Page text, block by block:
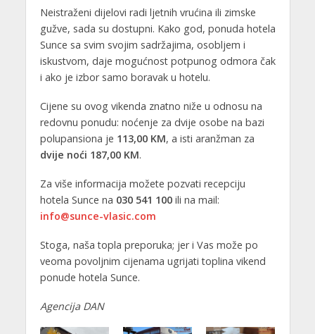
Neistraženi dijelovi radi ljetnih vrućina ili zimske
gužve, sada su dostupni. Kako god, ponuda hotela
Sunce sa svim svojim sadržajima, osobljem i
iskustvom, daje mogućnost potpunog odmora čak
i ako je izbor samo boravak u hotelu.
Cijene su ovog vikenda znatno niže u odnosu na
redovnu ponudu: noćenje za dvije osobe na bazi
polupansiona je 113,00 KM, a isti aranžman za
dvije noći 187,00 KM.
Za više informacija možete pozvati recepciju
hotela Sunce na 030 541 100ili na mail:
info@sunce-vlasic.com
Stoga, naša topla preporuka; jer i Vas može po
veoma povoljnim cijenama ugrijati toplina vikend
ponude hotela Sunce.
Agencija DAN